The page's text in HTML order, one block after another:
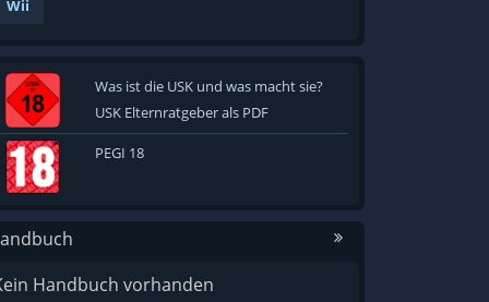
Wii
Was ist die USK und was macht sie?
USK Elternratgeber als PDF
PEGI 18
Handbuch vorhanden